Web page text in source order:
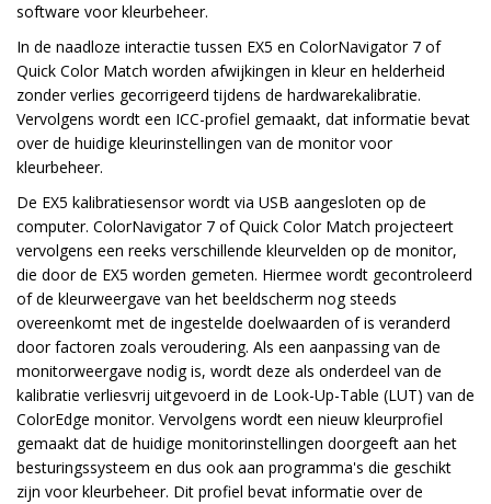
software voor kleurbeheer.
In de naadloze interactie tussen EX5 en ColorNavigator 7 of
Quick Color Match worden afwijkingen in kleur en helderheid
zonder verlies gecorrigeerd tijdens de hardwarekalibratie.
Vervolgens wordt een ICC-profiel gemaakt, dat informatie bevat
over de huidige kleurinstellingen van de monitor voor
kleurbeheer.
De EX5 kalibratiesensor wordt via USB aangesloten op de
computer. ColorNavigator 7 of Quick Color Match projecteert
vervolgens een reeks verschillende kleurvelden op de monitor,
die door de EX5 worden gemeten. Hiermee wordt gecontroleerd
of de kleurweergave van het beeldscherm nog steeds
overeenkomt met de ingestelde doelwaarden of is veranderd
door factoren zoals veroudering. Als een aanpassing van de
monitorweergave nodig is, wordt deze als onderdeel van de
kalibratie verliesvrij uitgevoerd in de Look-Up-Table (LUT) van de
ColorEdge monitor. Vervolgens wordt een nieuw kleurprofiel
gemaakt dat de huidige monitorinstellingen doorgeeft aan het
besturingssysteem en dus ook aan programma's die geschikt
zijn voor kleurbeheer. Dit profiel bevat informatie over de